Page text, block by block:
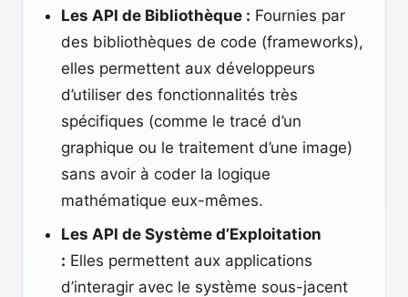
Les API de Bibliothèque : Fournies par
des bibliothèques de code (frameworks),
elles permettent aux développeurs
d’utiliser des fonctionnalités très
spécifiques (comme le tracé d’un
graphique ou le traitement d’une image)
sans avoir à coder la logique
mathématique eux-mêmes.
Les API de Système d’Exploitation
: Elles permettent aux applications
d’interagir avec le système sous-jacent